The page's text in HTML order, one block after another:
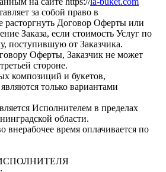
за собой право в
расторгнуть Договор Оферты или
Заказа, если стоимость Услуг по
поступившую от Заказчика.
Оферты, Заказчик не может
стороне.
композиций и букетов,
только вариантами
Исполнителем в пределах
области.
внерабочее время оплачивается по